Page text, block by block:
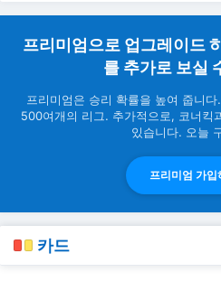
프리미엄으로 업그레이드
를 추가로 보실
프리미엄은 승리 확률을 높여 줍니
500여개의 리그. 추가적으로, 코너킥
있습니다. 오늘
프리미엄 가입
카드